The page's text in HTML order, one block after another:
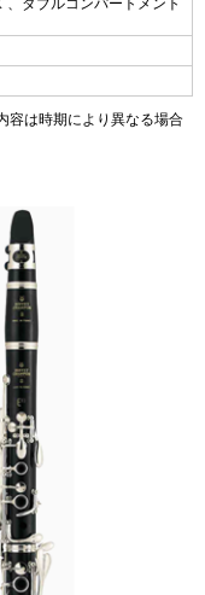
ダブルコンパートメント
容は時期により異なる場合